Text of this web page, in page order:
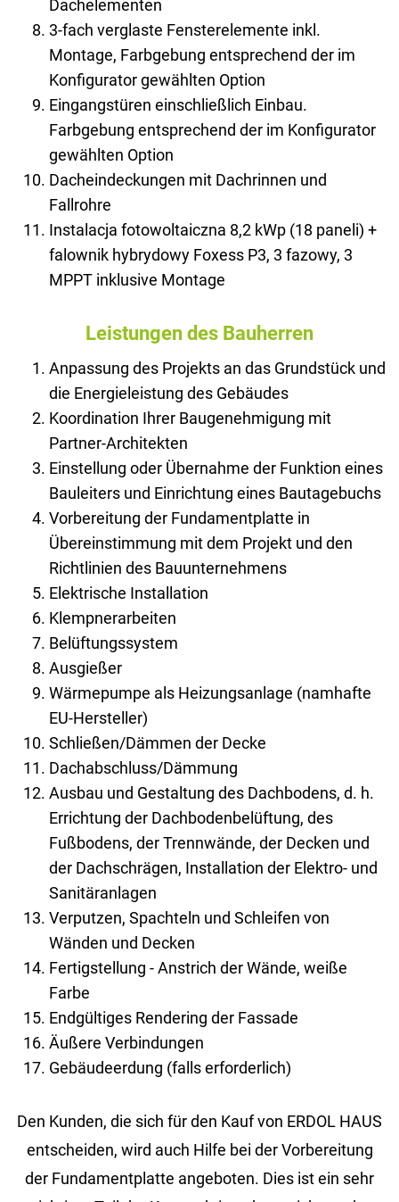
Dachelementen
3-fach verglaste Fensterelemente inkl.
Montage, Farbgebung entsprechend der im
Konfigurator gewählten Option
Eingangstüren einschließlich Einbau.
Farbgebung entsprechend der im Konfigurator
gewählten Option
Dacheindeckungen mit Dachrinnen und
Fallrohre
Instalacja fotowoltaiczna 8,2 kWp (18 paneli) +
falownik hybrydowy Foxess P3, 3 fazowy, 3
MPPT inklusive Montage
Leistungen des Bauherren
Anpassung des Projekts an das Grundstück und
die Energieleistung des Gebäudes
Koordination Ihrer Baugenehmigung mit
Partner-Architekten
Einstellung oder Übernahme der Funktion eines
Bauleiters und Einrichtung eines Bautagebuchs
Vorbereitung der Fundamentplatte in
Übereinstimmung mit dem Projekt und den
Richtlinien des Bauunternehmens
Elektrische Installation
Klempnerarbeiten
Belüftungssystem
Ausgießer
Wärmepumpe als Heizungsanlage (namhafte
EU-Hersteller)
Schließen/Dämmen der Decke
Dachabschluss/Dämmung
Ausbau und Gestaltung des Dachbodens, d. h.
Errichtung der Dachbodenbelüftung, des
Fußbodens, der Trennwände, der Decken und
der Dachschrägen, Installation der Elektro- und
Sanitäranlagen
Verputzen, Spachteln und Schleifen von
Wänden und Decken
Fertigstellung - Anstrich der Wände, weiße
Farbe
Endgültiges Rendering der Fassade
Äußere Verbindungen
Gebäudeerdung (falls erforderlich)
Den Kunden, die sich für den Kauf von ERDOL HAUS
entscheiden, wird auch Hilfe bei der Vorbereitung
der Fundamentplatte angeboten. Dies ist ein sehr